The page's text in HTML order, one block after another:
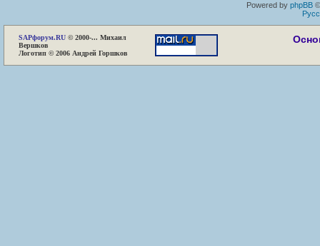
Powered by phpBB
SAPфорум.RU © 2000-... Михаил
Вершков
Логотип © 2006 Андрей Горшков